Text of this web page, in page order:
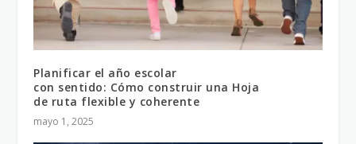
Planificar el año escolar
con sentido: Cómo construir una Hoja
de ruta flexible y coherente
mayo 1, 2025